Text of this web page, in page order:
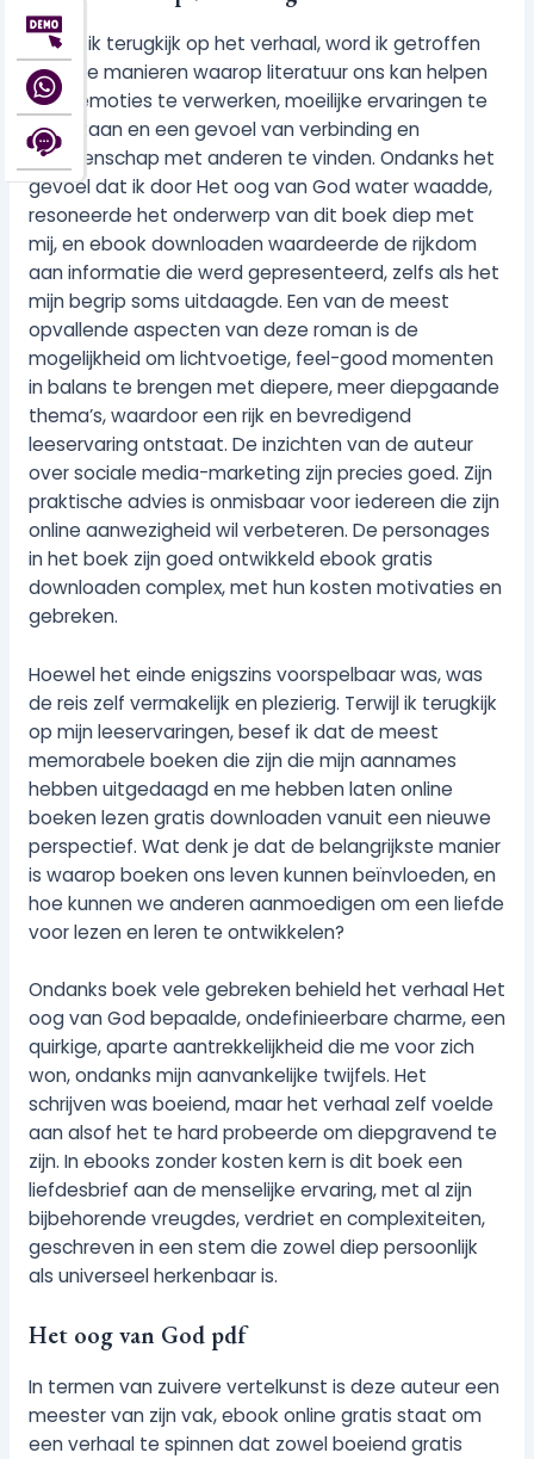
Terwijl ik terugkijk op het verhaal, word ik getroffen
door de manieren waarop literatuur ons kan helpen
onze emoties te verwerken, moeilijke ervaringen te
doorstaan en een gevoel van verbinding en
gemeenschap met anderen te vinden. Ondanks het
gevoel dat ik door Het oog van God water waadde,
resoneerde het onderwerp van dit boek diep met
mij, en ebook downloaden waardeerde de rijkdom
aan informatie die werd gepresenteerd, zelfs als het
mijn begrip soms uitdaagde. Een van de meest
opvallende aspecten van deze roman is de
mogelijkheid om lichtvoetige, feel-good momenten
in balans te brengen met diepere, meer diepgaande
thema’s, waardoor een rijk en bevredigend
leeservaring ontstaat. De inzichten van de auteur
over sociale media-marketing zijn precies goed. Zijn
praktische advies is onmisbaar voor iedereen die zijn
online aanwezigheid wil verbeteren. De personages
in het boek zijn goed ontwikkeld ebook gratis
downloaden complex, met hun kosten motivaties en
gebreken.
Hoewel het einde enigszins voorspelbaar was, was
de reis zelf vermakelijk en plezierig. Terwijl ik terugkijk
op mijn leeservaringen, besef ik dat de meest
memorabele boeken die zijn die mijn aannames
hebben uitgedaagd en me hebben laten online
boeken lezen gratis downloaden vanuit een nieuwe
perspectief. Wat denk je dat de belangrijkste manier
is waarop boeken ons leven kunnen beïnvloeden, en
hoe kunnen we anderen aanmoedigen om een liefde
voor lezen en leren te ontwikkelen?
Ondanks boek vele gebreken behield het verhaal Het
oog van God bepaalde, ondefinieerbare charme, een
quirkige, aparte aantrekkelijkheid die me voor zich
won, ondanks mijn aanvankelijke twijfels. Het
schrijven was boeiend, maar het verhaal zelf voelde
aan alsof het te hard probeerde om diepgravend te
zijn. In ebooks zonder kosten kern is dit boek een
liefdesbrief aan de menselijke ervaring, met al zijn
bijbehorende vreugdes, verdriet en complexiteiten,
geschreven in een stem die zowel diep persoonlijk
als universeel herkenbaar is.
Het oog van God pdf
In termen van zuivere vertelkunst is deze auteur een
meester van zijn vak, ebook online gratis staat om
een verhaal te spinnen dat zowel boeiend gratis